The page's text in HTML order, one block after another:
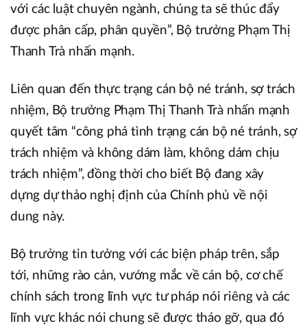
với các luật chuyên ngành, chúng ta sẽ thúc đẩy
được phân cấp, phân quyền”, Bộ trưởng Phạm Thị
Thanh Trà nhấn mạnh.
Liên quan đến thực trạng cán bộ né tránh, sợ trách
nhiệm, Bộ trưởng Phạm Thị Thanh Trà nhấn mạnh
quyết tâm “công phá tình trạng cán bộ né tránh, sợ
trách nhiệm và không dám làm, không dám chịu
trách nhiệm”, đồng thời cho biết Bộ đang xây
dựng dự thảo nghị định của Chính phủ về nội
dung này.
Bộ trưởng tin tưởng với các biện pháp trên, sắp
tới, những rào cản, vướng mắc về cán bộ, cơ chế
chính sách trong lĩnh vực tư pháp nói riêng và các
lĩnh vực khác nói chung sẽ được tháo gỡ, qua đó